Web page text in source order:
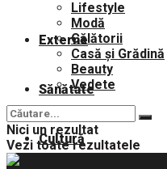
Externe
Sănătate
Cultură
Lifestyle
Modă
Călătorii
Casă și Grădină
Beauty
Vedete
Nici un rezultat
Vezi toate rezultatele